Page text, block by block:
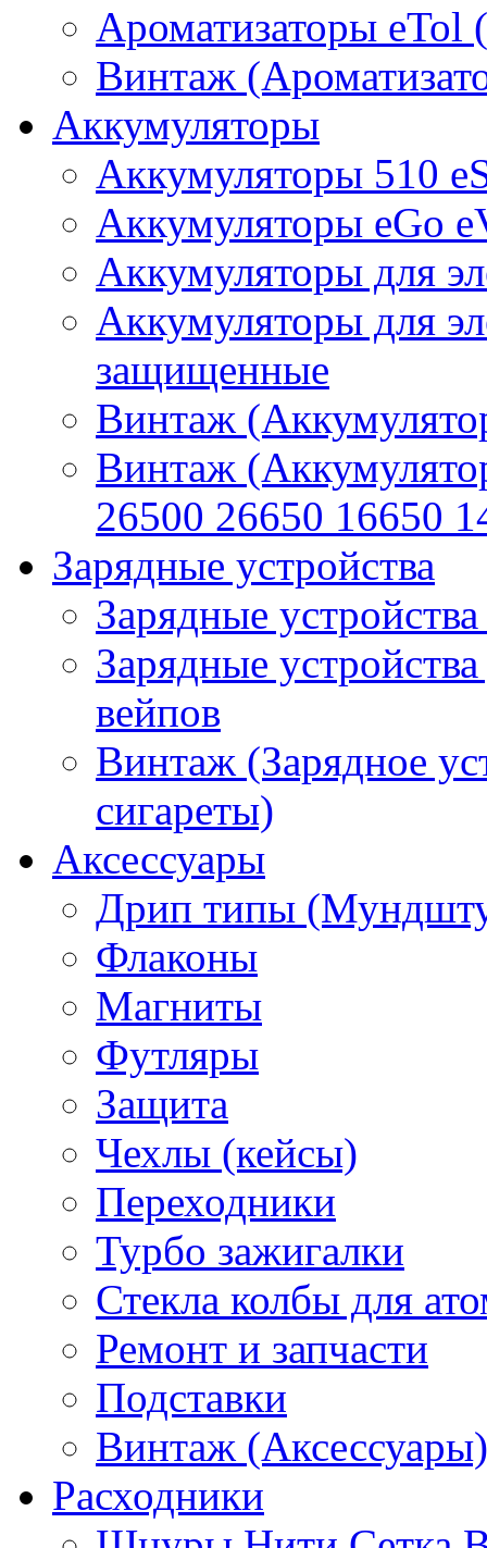
Ароматизаторы eTol
Винтаж
Аккумуляторы
Аккумуляторы 510
Аккумуляторы eGo
Аккумуляторы для
Аккумуляторы для
защищенные
Винтаж
Винтаж
26500 26650 16650
Зарядные устройства
Зарядные
Зарядные
вейпов
Винтаж (Зарядное
сигареты)
Аксессуары
Дрип типы
Флаконы
Магниты
Футляры
Защита
Чехлы (кейсы)
Переходники
Турбо зажигалки
Стекла колбы для
Ремонт и запчасти
Подставки
Винтаж (Аксессуары)
Расходники